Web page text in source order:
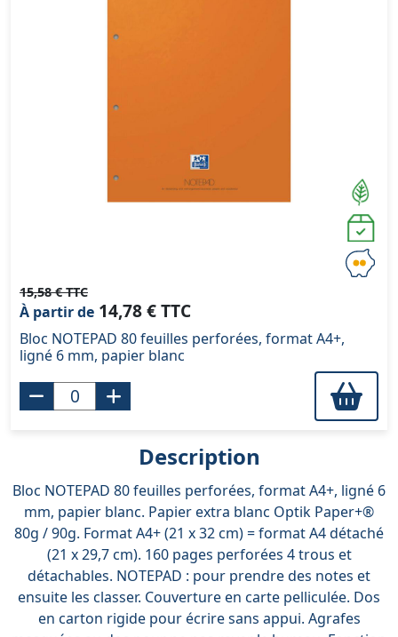
15,58 € TTC
À partir de 14,78 € TTC
Bloc NOTEPAD 80 feuilles perforées, format A4+,
ligné 6 mm, papier blanc
Description
Bloc NOTEPAD 80 feuilles perforées, format A4+, ligné 6
mm, papier blanc. Papier extra blanc Optik Paper+®
80g / 90g. Format A4+ (21 x 32 cm) = format A4 détaché
(21 x 29,7 cm). 160 pages perforées 4 trous et
détachables. NOTEPAD : pour prendre des notes et
ensuite les classer. Couverture en carte pelliculée. Dos
en carton rigide pour écrire sans appui. Agrafes